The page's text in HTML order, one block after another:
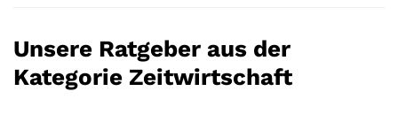
Unsere Ratgeber aus der
Kategorie Zeitwirtschaft